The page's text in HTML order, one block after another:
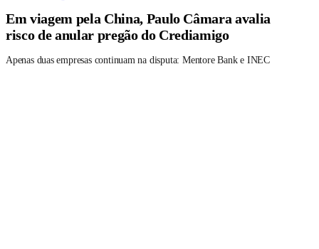
Em viagem pela China, Paulo Câmara avalia
risco de anular pregão do Crediamigo
Apenas duas empresas continuam na disputa: Mentore Bank e INEC